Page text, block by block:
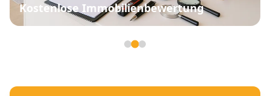
Kostenlose Immobilienbewertung